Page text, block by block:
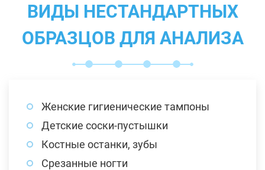
ВИДЫ НЕСТАНДАРТНЫХ
ОБРАЗЦОВ ДЛЯ АНАЛИЗА
Женские гигиенические тампоны
Детские соски-пустышки
Костные останки, зубы
Срезанные ногти